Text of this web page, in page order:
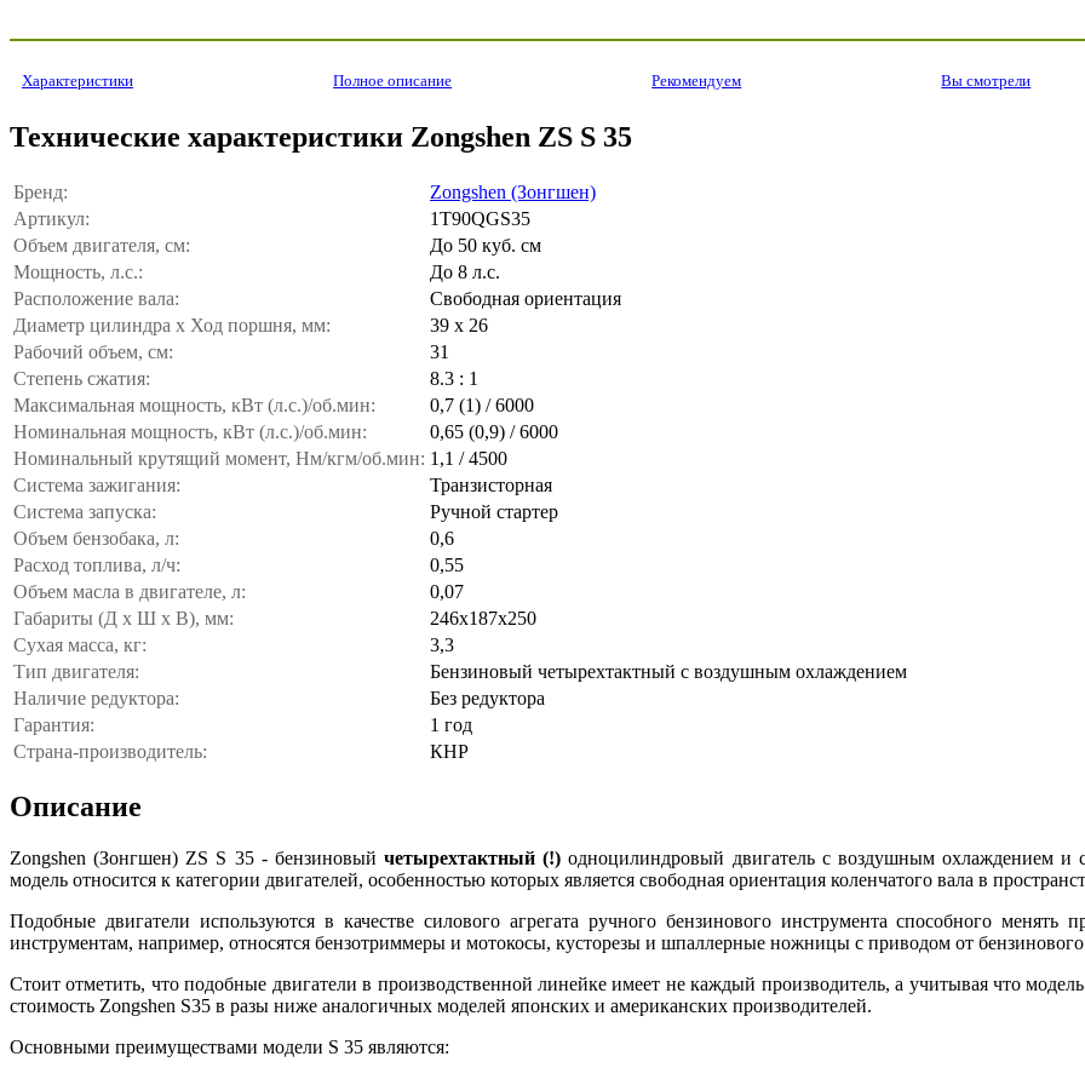
Характеристики Полное описание Рекомендуем Вы смотрели
Технические характеристики Zongshen ZS S 35
Бренд:
Zongshen (Зонгшен)
Артикул:
1T90QGS35
Объем двигателя, см:
До 50 куб. см
Мощность, л.с.:
До 8 л.с.
Расположение вала:
Свободная ориентация
Диаметр цилиндра x Ход поршня, мм:
39 x 26
Рабочий объем, см:
31
Степень сжатия:
8.3 : 1
Максимальная мощность, кВт (л.с.)/об.мин:
0,7 (1) / 6000
Номинальная мощность, кВт (л.с.)/об.мин:
0,65 (0,9) / 6000
Номинальный крутящий момент, Нм/кгм/об.мин: 1,1 / 4500
Система зажигания:
Транзисторная
Система запуска:
Ручной стартер
Объем бензобака, л:
0,6
Расход топлива, л/ч:
0,55
Объем масла в двигателе, л:
0,07
Габариты (Д x Ш x В), мм:
246x187x250
Сухая масса, кг:
3,3
Тип двигателя:
Бензиновый четырехтактный с воздушным охлаждением
Наличие редуктора:
Без редуктора
Гарантия:
1 год
Страна-производитель:
КНР
Описание
Zongshen (Зонгшен) ZS S 35 - бензиновыйчетырехтактный (!) одноцилиндровый двигатель с воздушным охлаждением и
модель относится к категории двигателей, особенностью которых является свободная ориентация коленчатого вала в
Подобные двигатели используются в качестве силового агрегата ручного бензинового инструмента способного
инструментам, например, относятся бензотриммеры и мотокосы, кусторезы и шпаллерные ножницы с приводом от бензинового
Стоит отметить, что подобные двигатели в производственной линейке имеет не каждый производитель, а учитывая что
стоимость Zongshen S35 в разы ниже аналогичных моделей японских и американских производителей.
Основными преимуществами модели S 35 являются: